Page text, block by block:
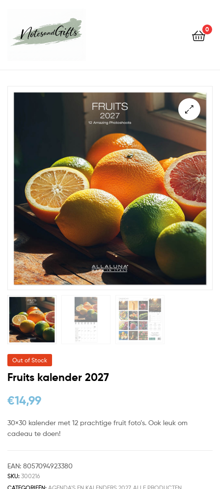
0
Out of Stock
Fruits kalender 2027
€14,99
30×30 kalender met 12 prachtige fruit foto’s. Ook leuk om
cadeau te doen!
EAN: 8057094923380
SKU: 300216